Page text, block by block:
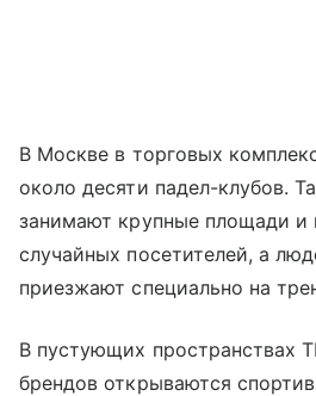
В Москве в торговых
около десяти падел-клубов.
занимают крупные площади и
случайных посетителей, а
приезжают специально на
В пустующих пространствах
брендов открываются